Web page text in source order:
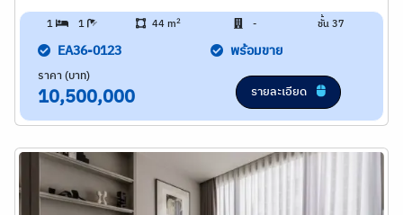
1 1 44 m2 - ชั้น 37
EA36-0123 พร้อมขาย
ราคา (บาท)
10,500,000 รายละเอียด